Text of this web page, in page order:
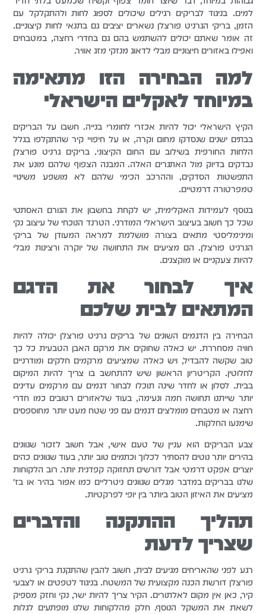
למים. בניגוד לבריקים רגילים שיכולים לספוג לחות ולהתקלקל עם
הזמן, בריקי הגרניט פורצלן נשארים יציבים גם בתנאי לחות קיצוניים.
זה אומר שאתם יכולים להשתמש בהם גם בחדרי רחצה, במטבחים
ואפילו באזורים חיצוניים מבלי לדאוג מנזקי מזג אוויר.
למה הבחירה הזו מתאימה
במיוחד לאקלים הישראלי
הקיץ הישראלי יכול להיות אכזרי לחומרי בנייה. חשבו על הבריקים
בבתים ישנים שנסדקו מחום וקרה, או על חיפויי קיר שהתקלפו בגלל
הלחות החורפית בשילוב עם החום הקיצוני. בריקים גרניט פורצלן
נבדקים בדיוק מול האתגרים האלה. המבנה הצפוף שלהם מונע את
התפשטות הסדקים, וההרכב הכימי שלהם לא מושפע משינויי
טמפרטורה דרמטיים.
בנוסף לעמידות האקלימית, יש לקחת בחשבון את הגורם האסתטי
שכל כך חשוב בעיצוב הישראלי המודרני. הטרנד הנוכחי של עיצוב נקי
ומינימליסטי מתאים בצורה מושלמת למראה המעודן של בריקי
הגרניט פורצלן. הם מציעים את התחושה של יוקרה ורצינות מבלי
להיות צעקניים או מוקצנים.
איך לבחור את הדגם
המתאים לבית שלכם
הבחירה בין הדגמים השונים של בריקים גרניט פורצלן יכולה להיות
חוויה מסחררת. יש כאלה שחוקים את מרקם האבן הטבעית כל כך
טוב שקשה להבדיל, ויש כאלה שמציעים מרקמים חלקים ומודרניים
לחלוטין. הקריטריון הראשון שיש להתחשב בו צריך להיות המיקום
בבית. לסלון או לחדר שינה תוכלו לבחור דגמים עם מרקמים עדינים
יותר שייתנו תחושה חמה ונעימה, בעוד שלאזורים רטובים כמו חדרי
רחצה או מטבחים מומלצים דגמים עם פני שטח מעט יותר מחוספסים
שימנעו החלקות.
צבע הבריקים הוא עניין של טעם אישי, אבל חשוב לזכור שגוונים
בהירים יותר נוטים להסתיר לכלוך וכתמים טוב יותר, בעוד שגוונים כהים
יוצרים אפקט דרמטי אבל דורשים תחזוקה קפדנית יותר. רוב הלקוחות
שלנו בבריקים במדבר מגלים שגוונים ניטרליים כמו אפור בהיר או בז'
מציעים את האיזון הטוב ביותר בין יופי לפרקטיות.
תהליך ההתקנה והדברים
שצריך לדעת
רגע לפני שהאריחים מגיעים לבית, חשוב להבין שהתקנת בריקי גרניט
פורצלן דורשת הכנה מקצועית של המשטח. בניגוד לטפטים או לצבעי
קיר, כאן אין מקום לאלתורים. הקיר צריך להיות ישר, נקי וחזק מספיק
לשאת את המשקל הנוסף. חלק מהלקוחות שלנו מופתעים לגלות